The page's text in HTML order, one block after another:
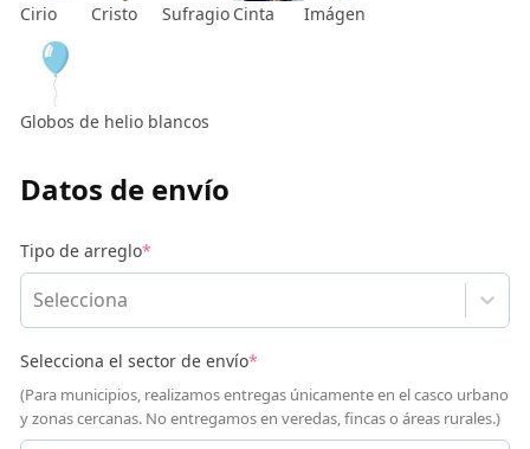
Cirio Cristo Sufragio Cinta Imágen
Globos de helio blancos
Datos de envío
Tipo de arreglo*
Selecciona
Selecciona el sector de envío*
(Para municipios, realizamos entregas únicamente en el casco urbano
y zonas cercanas. No entregamos en veredas, fincas o áreas rurales.)